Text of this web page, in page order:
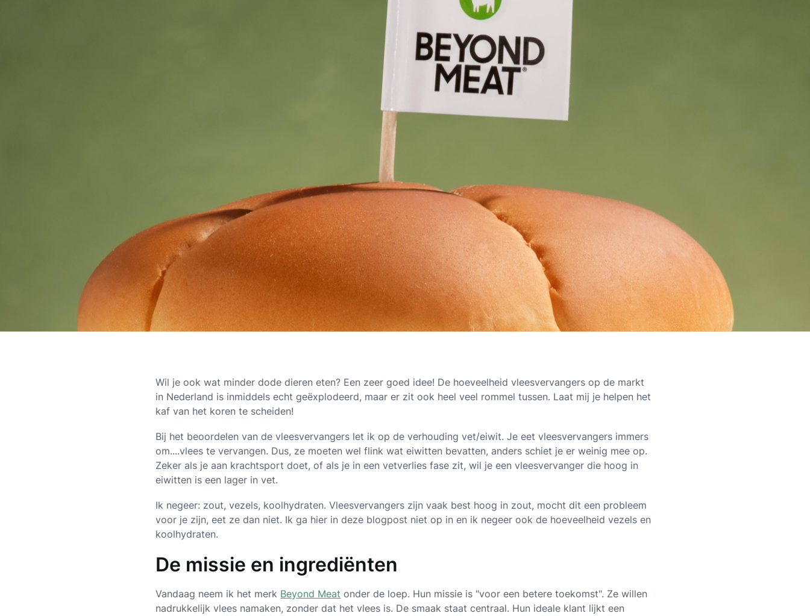
Wil je ook wat minder dode dieren eten? Een zeer goed idee! De hoeveelheid vleesvervangers op de markt
in Nederland is inmiddels echt geëxplodeerd, maar er zit ook heel veel rommel tussen. Laat mij je helpen het
kaf van het koren te scheiden!
Bij het beoordelen van de vleesvervangers let ik op de verhouding vet/eiwit. Je eet vleesvervangers immers
om....vlees te vervangen. Dus, ze moeten wel flink wat eiwitten bevatten, anders schiet je er weinig mee op.
Zeker als je aan krachtsport doet, of als je in een vetverlies fase zit, wil je een vleesvervanger die hoog in
eiwitten is een lager in vet.
Ik negeer: zout, vezels, koolhydraten. Vleesvervangers zijn vaak best hoog in zout, mocht dit een probleem
voor je zijn, eet ze dan niet. Ik ga hier in deze blogpost niet op in en ik negeer ook de hoeveelheid vezels en
koolhydraten.
De missie en ingrediënten
Vandaag neem ik het merk Beyond Meat onder de loep. Hun missie is "voor een betere toekomst". Ze willen
nadrukkelijk vlees namaken, zonder dat het vlees is. De smaak staat centraal. Hun ideale klant lijkt een